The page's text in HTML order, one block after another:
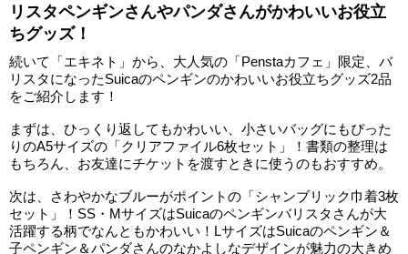
リスタペンギンさんやパンダさんがかわいいお役立
ちグッズ！
続いて「エキネト」から、大人気の「Penstaカフェ」限定、バ
リスタになったSuicaのペンギンのかわいいお役立ちグッズ2品
をご紹介します！
まずは、ひっくり返してもかわいい、小さいバッグにもぴった
りのA5サイズの「クリアファイル6枚セット」！書類の整理は
もちろん、お友達にチケットを渡すときに使うのもおすすめ。
次は、さわやかなブルーがポイントの「シャンブリック巾着3枚
セット」！SS・MサイズはSuicaのペンギンバリスタさんが大
活躍する柄でなんともかわいい！LサイズはSuicaのペンギン＆
子ペンギン＆パンダさんのなかよしなデザインが魅力の大きめ